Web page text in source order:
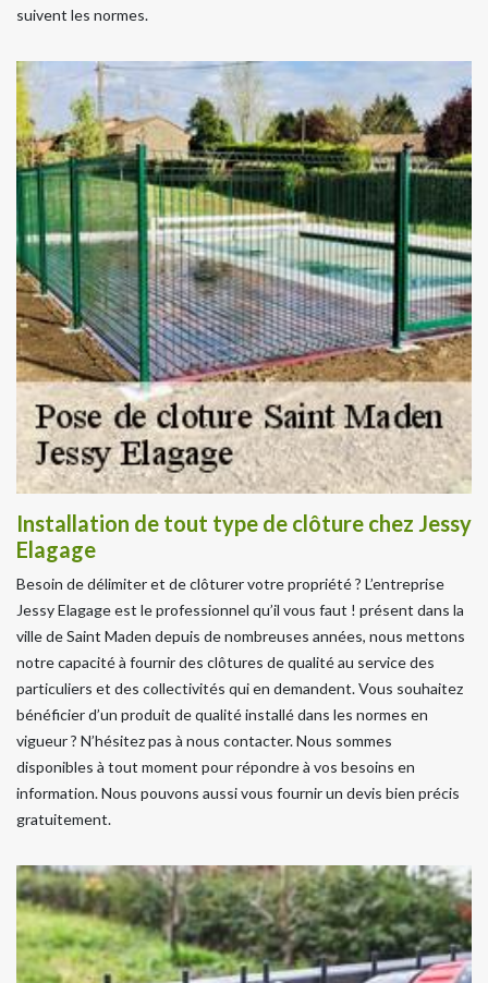
suivent les normes.
Installation de tout type de clôture chez Jessy
Elagage
Besoin de délimiter et de clôturer votre propriété ? L’entreprise
Jessy Elagage est le professionnel qu’il vous faut ! présent dans la
ville de Saint Maden depuis de nombreuses années, nous mettons
notre capacité à fournir des clôtures de qualité au service des
particuliers et des collectivités qui en demandent. Vous souhaitez
bénéficier d’un produit de qualité installé dans les normes en
vigueur ? N’hésitez pas à nous contacter. Nous sommes
disponibles à tout moment pour répondre à vos besoins en
information. Nous pouvons aussi vous fournir un devis bien précis
gratuitement.